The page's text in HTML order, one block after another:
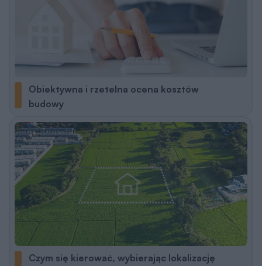
Obiektywna i rzetelna ocena kosztów
budowy
Czym się kierować, wybierając lokalizację